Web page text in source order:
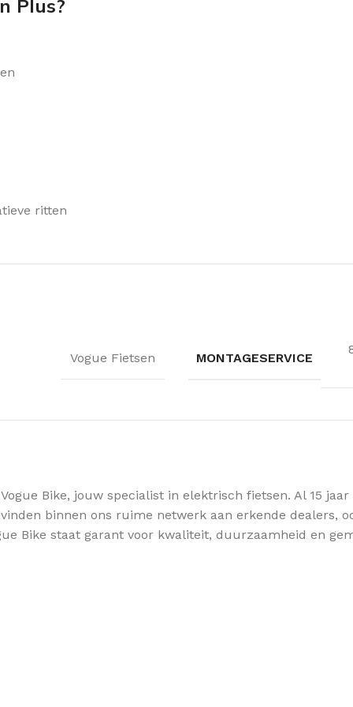
Plus?
ritten
Vogue Fietsen MONTAGESERVICE
Bike, jouw specialist in elektrisch fietsen. Al 15
binnen ons ruime netwerk aan erkende dealers,
Bike staat garant voor kwaliteit, duurzaamheid en